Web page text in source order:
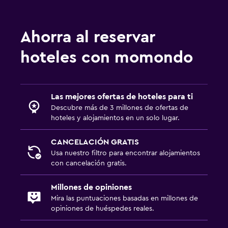
Máquina expendedora (botanas)
Estacionamiento y transporte
Estacionamiento gratuito
Estacionamiento privado
Servicio de traslado (cargo adicional)
Sistema de entretenimiento
Sala de estar/TV compartida
TV por cable o vía satélite
Ahorra al reservar
hoteles con momondo
Las mejores ofertas de hoteles para ti
Descubre más de 3 millones de ofertas de
hoteles y alojamientos en un solo lugar.
CANCELACIÓN GRATIS
Usa nuestro filtro para encontrar alojamientos
con cancelación gratis.
Millones de opiniones
Mira las puntuaciones basadas en millones de
opiniones de huéspedes reales.